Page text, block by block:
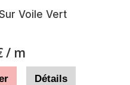
Voile Vert
/ m
Détails